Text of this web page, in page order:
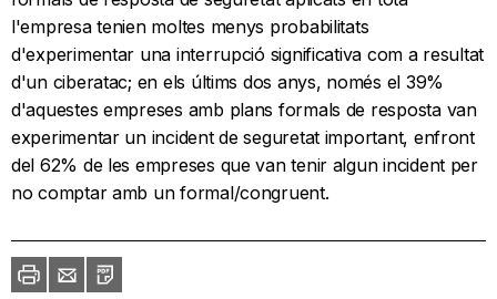
l'empresa tenien moltes menys probabilitats
d'experimentar una interrupció significativa com a resultat
d'un ciberatac; en els últims dos anys, només el 39%
d'aquestes empreses amb plans formals de resposta van
experimentar un incident de seguretat important, enfront
del 62% de les empreses que van tenir algun incident per
no comptar amb un formal/congruent.
ImprimirEnvia
un
PDF